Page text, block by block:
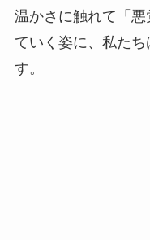
温かさに触れて「
ていく姿に、私た
す。